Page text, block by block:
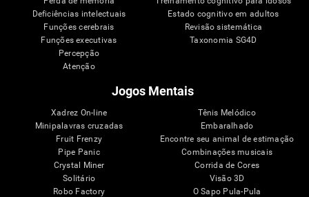
Deficiências intelectuais
Funções cerebrais
Funções executivas
Percepção
Atenção
Estado cognitivo em adultos
Revisão sistemática
Taxonomia SG4D
Jogos Mentais
Xadrez On-line
Minipalavras cruzadas
Fruit Frenzy
Pipe Panic
Crystal Miner
Solitário
Robo Factory
Tênis Melódico
Embaralhado
Encontre seu animal de estimação
Combinações musicais
Corrida de Cores
Visão 3D
O Sapo Pula-Pula